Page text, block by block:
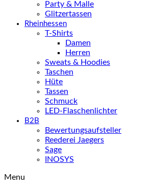
Party & Malle
Glitzertassen
Rheinhessen
T-Shirts
Damen
Herren
Sweats & Hoodies
Taschen
Hüte
Tassen
Schmuck
LED-Flaschenlichter
B2B
Bewertungsaufsteller
Reederei Jaegers
Sage
INOSYS
Menu